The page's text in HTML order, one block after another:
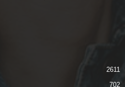
2611
702